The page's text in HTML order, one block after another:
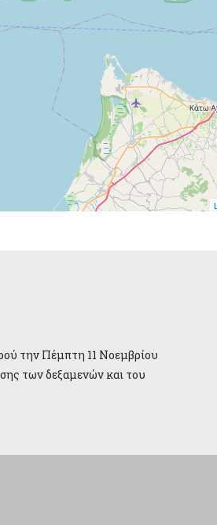
την Πέμπτη 11 Νοεμβρίου
των δεξαμενών και του